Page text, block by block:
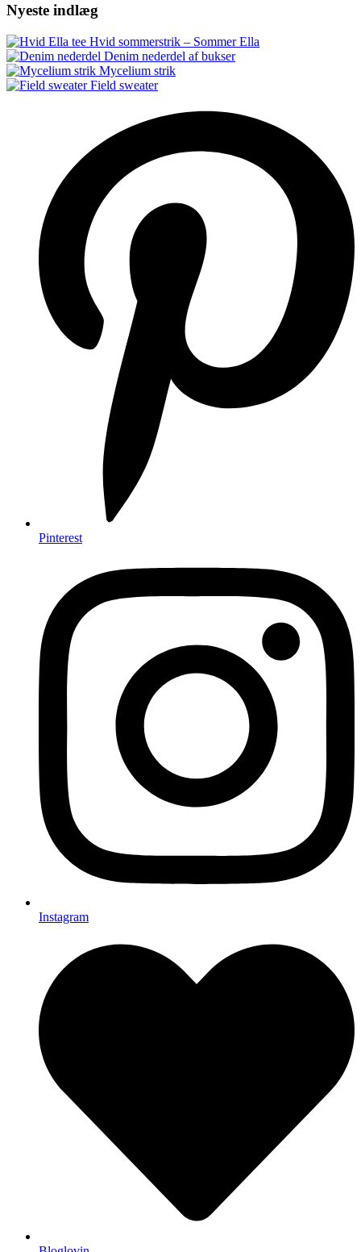
Nyeste indlæg
Hvid sommerstrik – Sommer Ella
Denim nederdel af bukser
Mycelium strik
Field sweater
Pinterest
Instagram